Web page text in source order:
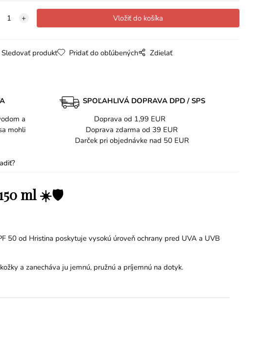
Sledovať produkt Pridať do obľúbených Zdielať
a
mohli
SPOĽAHLIVÁ DOPRAVA DPD / SPS
Doprava od 1,99 EUR
Doprava zdarma od 39 EUR
Darček pri objednávke nad 50 EUR
ml ☀️🛡️
50 od Hristina poskytuje vysokú úroveň ochrany pred UVA a UVB
a zanecháva ju jemnú, pružnú a príjemnú na dotyk.